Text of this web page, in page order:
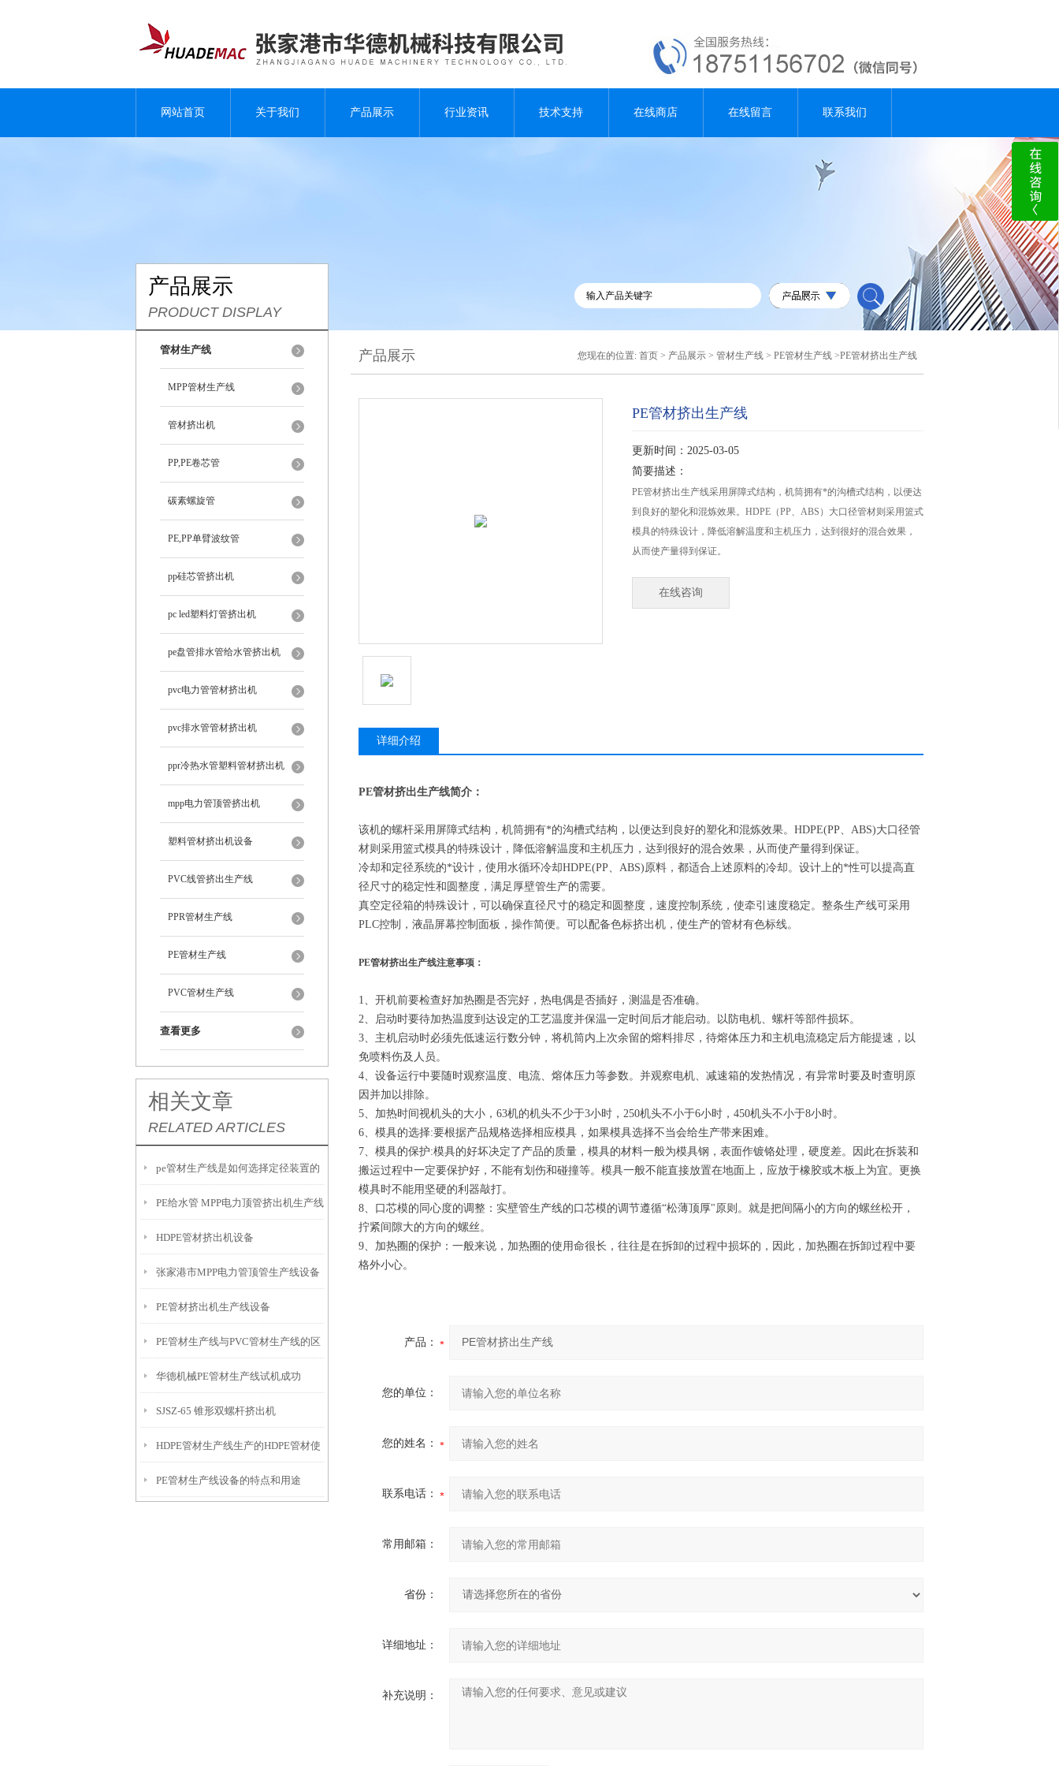
网站首页 关于我们 产品展示 行业资讯 技术支持 在线商店 在线留言 联系我们
产品展示
PRODUCT DISPLAY
管材生产线
MPP管材生产线
管材挤出机
PP,PE卷芯管
碳素螺旋管
PE,PP单臂波纹管
pp硅芯管挤出机
pc led塑料灯管挤出机
pe盘管排水管给水管挤出机
pvc电力管管材挤出机
pvc排水管管材挤出机
ppr冷热水管塑料管材挤出机
mpp电力管顶管挤出机
塑料管材挤出机设备
PVC线管挤出生产线
PPR管材生产线
PE管材生产线
PVC管材生产线
查看更多
相关文章
RELATED ARTICLES
pe管材生产线是如何选择定径装置的
呢？
PE给水管 MPP电力顶管挤出机生产线
介绍
HDPE管材挤出机设备
张家港市MPP电力管顶管生产线设备
PE管材挤出机生产线设备
PE管材生产线与PVC管材生产线的区
别
华德机械PE管材生产线试机成功
SJSZ-65 锥形双螺杆挤出机
HDPE管材生产线生产的HDPE管材使
用你知道吗
PE管材生产线设备的特点和用途
产品展示 您现在的位置: 首页 > 产品展示 > 管材生产线 > PE管材生产线 >PE管材挤出生产线
PE管材挤出生产线
更新时间：2025-03-05
简要描述：
PE管材挤出生产线采用屏障式结构，机筒拥有*的沟槽式结构，以便达
到良好的塑化和混炼效果。HDPE（PP、ABS）大口径管材则采用篮式
模具的特殊设计，降低溶解温度和主机压力，达到很好的混合效果，
从而使产量得到保证。
在线咨询
详细介绍
PE管材挤出生产线简介：
该机的螺杆采用屏障式结构，机筒拥有*的沟槽式结构，以便达到良好的塑化和混炼效果。HDPE(PP、ABS)大口径管
材则采用篮式模具的特殊设计，降低溶解温度和主机压力，达到很好的混合效果，从而使产量得到保证。
冷却和定径系统的*设计，使用水循环冷却HDPE(PP、ABS)原料，都适合上述原料的冷却。设计上的*性可以提高直
径尺寸的稳定性和圆整度，满足厚壁管生产的需要。
真空定径箱的特殊设计，可以确保直径尺寸的稳定和圆整度，速度控制系统，使牵引速度稳定。整条生产线可采用
PLC控制，液晶屏幕控制面板，操作简便。可以配备色标挤出机，使生产的管材有色标线。
PE管材挤出生产线注意事项：
1、开机前要检查好加热圈是否完好，热电偶是否插好，测温是否准确。
2、启动时要待加热温度到达设定的工艺温度并保温一定时间后才能启动。以防电机、螺杆等部件损坏。
3、主机启动时必须先低速运行数分钟，将机筒内上次余留的熔料排尽，待熔体压力和主机电流稳定后方能提速，以
免喷料伤及人员。
4、设备运行中要随时观察温度、电流、熔体压力等参数。并观察电机、减速箱的发热情况，有异常时要及时查明原
因并加以排除。
5、加热时间视机头的大小，63机的机头不少于3小时，250机头不小于6小时，450机头不小于8小时。
6、模具的选择:要根据产品规格选择相应模具，如果模具选择不当会给生产带来困难。
7、模具的保护:模具的好坏决定了产品的质量，模具的材料一般为模具钢，表面作镀铬处理，硬度差。因此在拆装和
搬运过程中一定要保护好，不能有划伤和碰撞等。模具一般不能直接放置在地面上，应放于橡胶或木板上为宜。更换
模具时不能用坚硬的利器敲打。
8、口芯模的同心度的调整：实壁管生产线的口芯模的调节遵循“松薄顶厚"原则。就是把间隔小的方向的螺丝松开，
拧紧间隙大的方向的螺丝。
9、加热圈的保护：一般来说，加热圈的使用命很长，往往是在拆卸的过程中损坏的，因此，加热圈在拆卸过程中要
格外小心。
产品：
您的单位：
您的姓名：
联系电话：
常用邮箱：
省份：
详细地址：
补充说明：